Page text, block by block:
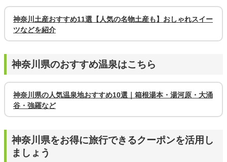
神奈川土産おすすめ11選【人気の名物土産も】おしゃれスイー
ツなどを紹介
神奈川県のおすすめ温泉はこちら
神奈川県の人気温泉地おすすめ10選｜箱根湯本・湯河原・大涌
谷・強羅など
神奈川県をお得に旅行できるクーポンを活用し
ましょう